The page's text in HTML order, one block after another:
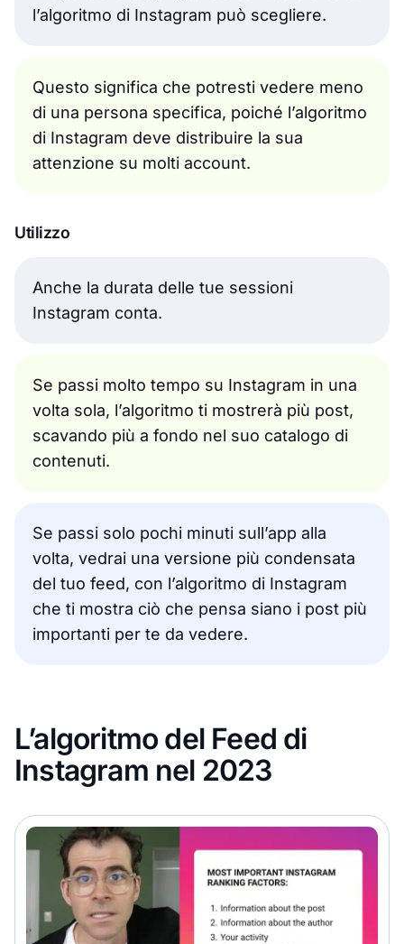
l’algoritmo di Instagram può scegliere.
Questo significa che potresti vedere meno
di una persona specifica, poiché l’algoritmo
di Instagram deve distribuire la sua
attenzione su molti account.
Utilizzo
Anche la durata delle tue sessioni
Instagram conta.
Se passi molto tempo su Instagram in una
volta sola, l’algoritmo ti mostrerà più post,
scavando più a fondo nel suo catalogo di
contenuti.
Se passi solo pochi minuti sull’app alla
volta, vedrai una versione più condensata
del tuo feed, con l’algoritmo di Instagram
che ti mostra ciò che pensa siano i post più
importanti per te da vedere.
L’algoritmo del Feed di
Instagram nel 2023